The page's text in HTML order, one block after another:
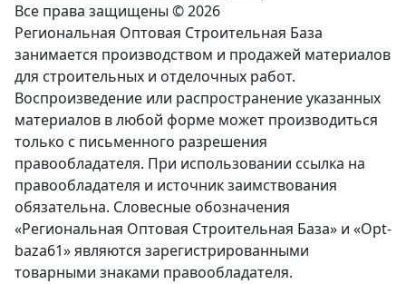
Все права защищены © 2026
Региональная Оптовая Строительная База
занимается производством и продажей материалов
для строительных и отделочных работ.
Воспроизведение или распространение указанных
материалов в любой форме может производиться
только с письменного разрешения
правообладателя. При использовании ссылка на
правообладателя и источник заимствования
обязательна. Словесные обозначения
«Региональная Оптовая Строительная База» и «Opt-
baza61» являются зарегистрированными
товарными знаками правообладателя.